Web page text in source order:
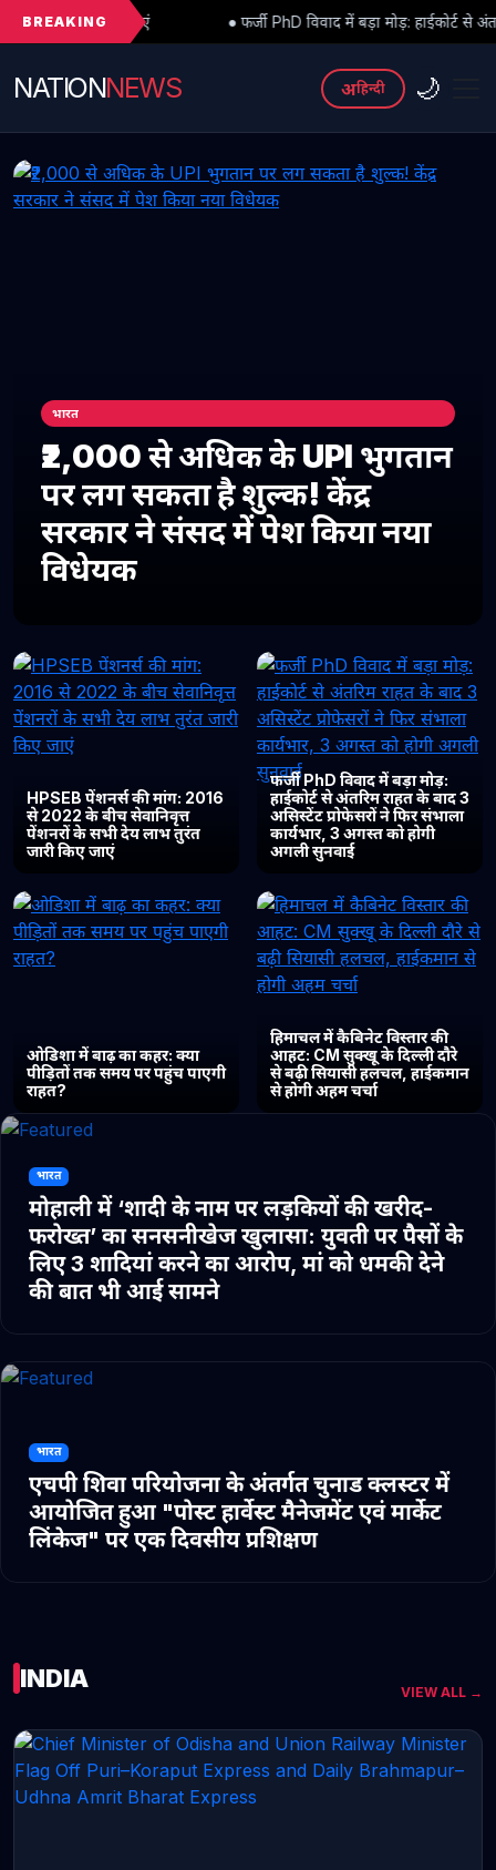
BREAKING● फर्जी PhD विवाद में बड़ा मोड़: हाईकोर्ट से अंतरिम राहत के बाद 3
NATIONNEWS अहिन्दी 🌙
भारत
₹2,000 से अधिक के UPI भुगतान
पर लग सकता है शुल्क! केंद्र
सरकार ने संसद में पेश किया नया
विधेयक
HPSEB पेंशनर्स की मांग: 2016
से 2022 के बीच सेवानिवृत्त
पेंशनरों के सभी देय लाभ तुरंत
जारी किए जाएं
फर्जी PhD विवाद में बड़ा मोड़:
हाईकोर्ट से अंतरिम राहत के बाद 3
असिस्टेंट प्रोफेसरों ने फिर संभाला
कार्यभार, 3 अगस्त को होगी
अगली सुनवाई
ओडिशा में बाढ़ का कहर: क्या
पीड़ितों तक समय पर पहुंच पाएगी
राहत?
हिमाचल में कैबिनेट विस्तार की
आहट: CM सुक्खू के दिल्ली दौरे
से बढ़ी सियासी हलचल, हाईकमान
से होगी अहम चर्चा
भारत
मोहाली में ‘शादी के नाम पर लड़कियों की खरीद-
फरोख्त’ का सनसनीखेज खुलासा: युवती पर पैसों के
लिए 3 शादियां करने का आरोप, मां को धमकी देने
की बात भी आई सामने
भारत
एचपी शिवा परियोजना के अंतर्गत चुनाड क्लस्टर में
आयोजित हुआ "पोस्ट हार्वेस्ट मैनेजमेंट एवं मार्केट
लिंकेज" पर एक दिवसीय प्रशिक्षण
INDIA VIEW ALL →